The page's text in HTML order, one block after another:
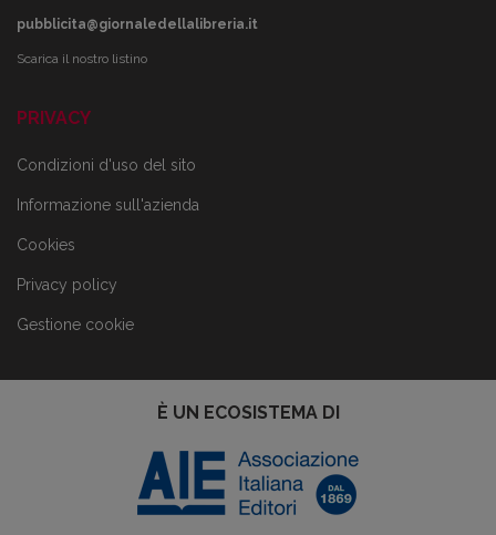
pubblicita@giornaledellalibreria.it
Scarica il nostro listino
PRIVACY
Condizioni d'uso del sito
Informazione sull'azienda
Cookies
Privacy policy
Gestione cookie
È UN ECOSISTEMA DI